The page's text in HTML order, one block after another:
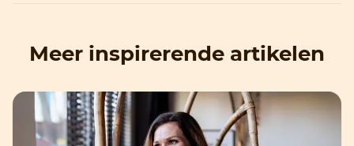
Meer inspirerende artikelen